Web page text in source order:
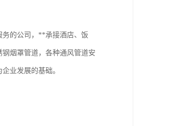
务的公司，**承接酒店、饭
烟罩管道，各种通风管道安
业发展的基础。